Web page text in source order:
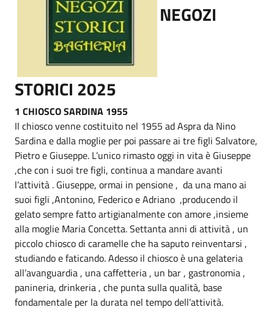
NEGOZI
STORICI 2025
1 CHIOSCO SARDINA 1955
Il chiosco venne costituito nel 1955 ad Aspra da Nino
Sardina e dalla moglie per poi passare ai tre figli Salvatore,
Pietro e Giuseppe. L’unico rimasto oggi in vita è Giuseppe
,che con i suoi tre figli, continua a mandare avanti
l’attività . Giuseppe, ormai in pensione , da una mano ai
suoi figli ,Antonino, Federico e Adriano ,producendo il
gelato sempre fatto artigianalmente con amore ,insieme
alla moglie Maria Concetta. Settanta anni di attività , un
piccolo chiosco di caramelle che ha saputo reinventarsi ,
studiando e faticando. Adesso il chiosco è una gelateria
all’avanguardia , una caffetteria , un bar , gastronomia ,
panineria, drinkeria , che punta sulla qualità, base
fondamentale per la durata nel tempo dell’attività.